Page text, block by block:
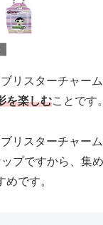
リスターチャー
を楽しむことです。
リスターチャー
プですから、集
です。